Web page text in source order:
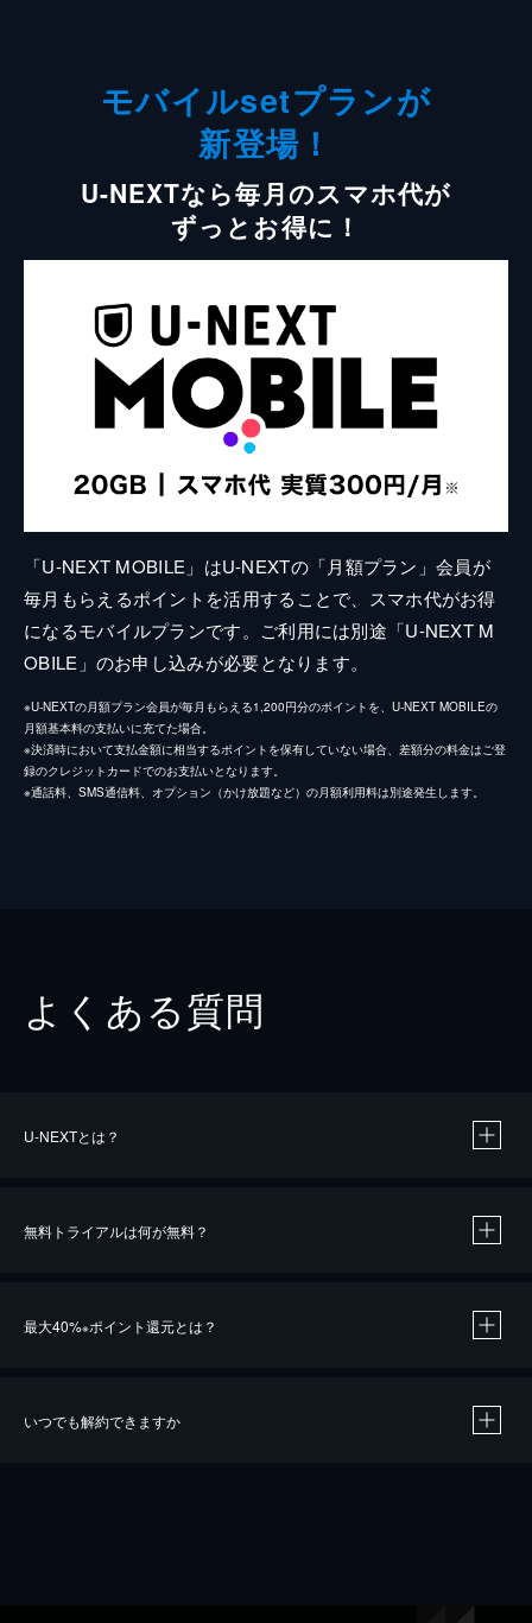
モバイルsetプランが
新登場！
U-NEXTなら毎月のスマホ代が
ずっとお得に！
「U-NEXT MOBILE」はU-NEXTの「月額プラン」会員が
毎月もらえるポイントを活用することで、スマホ代がお得
になるモバイルプランです。ご利用には別途「U-NEXT M
OBILE」のお申し込みが必要となります。
※U-NEXTの月額プラン会員が毎月もらえる1,200円分のポイントを、U-NEXT MOBILEの
月額基本料の支払いに充てた場合。
※決済時において支払金額に相当するポイントを保有していない場合、差額分の料金はご登
録のクレジットカードでのお支払いとなります。
※通話料、SMS通信料、オプション（かけ放題など）の月額利用料は別途発生します。
よくある質問
U-NEXTとは？
無料トライアルは何が無料？
最大40%※ポイント還元とは？
いつでも解約できますか